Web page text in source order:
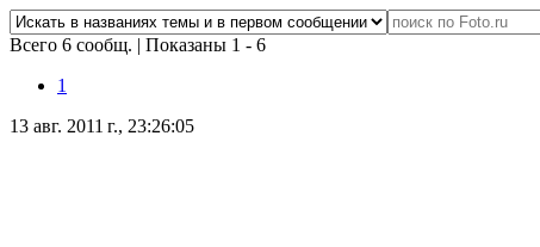
Всего 6 сообщ. | Показаны 1 - 6
1
13 авг. 2011 г., 23:26:05